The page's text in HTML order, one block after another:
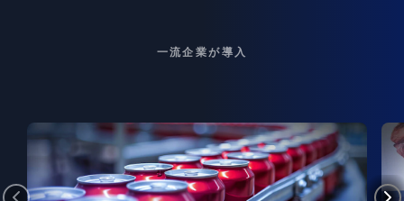
一流企業が導入